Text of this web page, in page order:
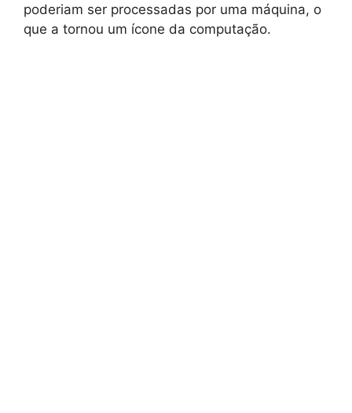
poderiam ser processadas por uma máquina, o
que a tornou um ícone da computação.